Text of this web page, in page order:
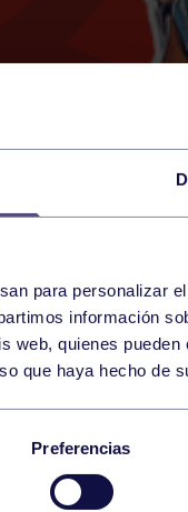
para personalizar
información
web, quienes
que haya hecho de
Preferencias
TUESDAY
JUNE